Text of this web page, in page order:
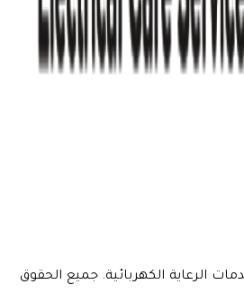
الرعاية الكهربائية. جميع الحقوق